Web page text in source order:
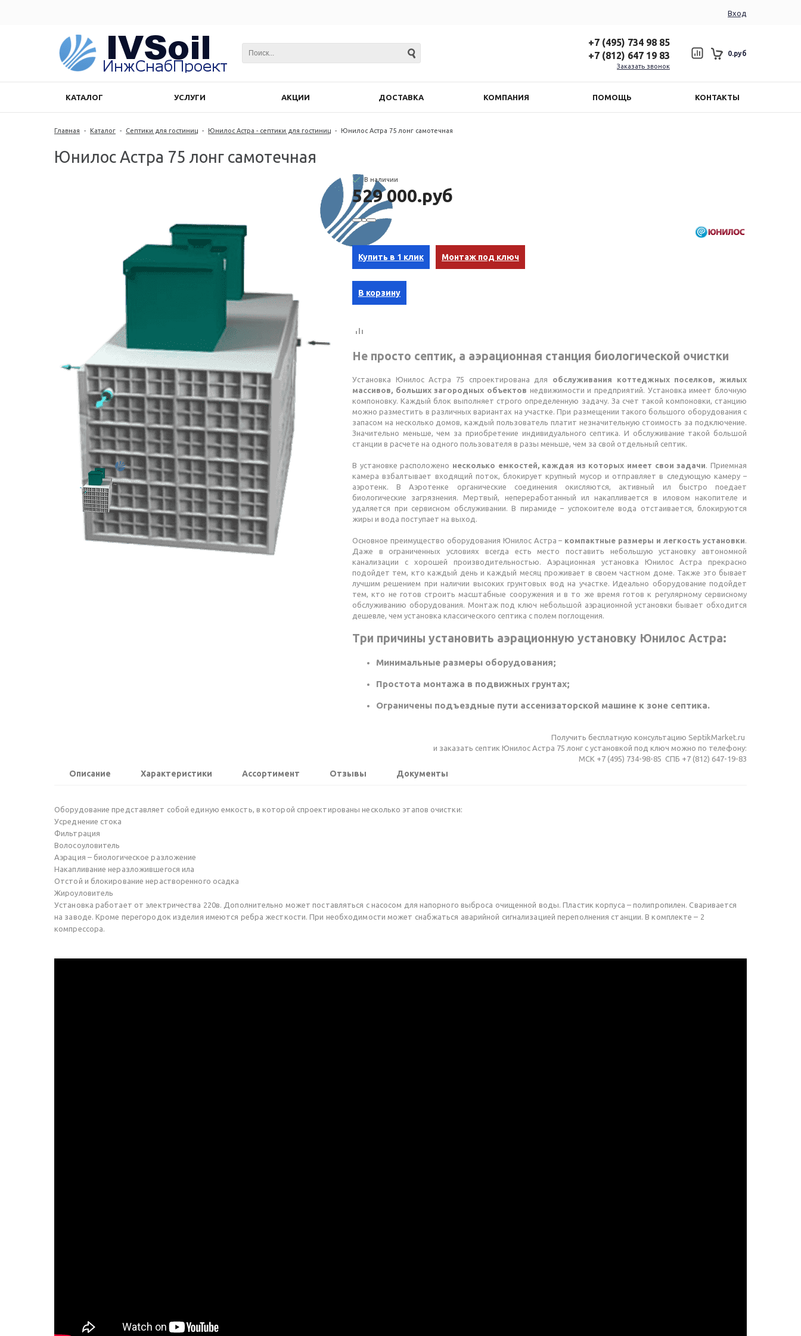
Вход
+7 (495) 734 98 85
+7 (812) 647 19 83
Заказать звонок
0.руб
КАТАЛОГ УСЛУГИ АКЦИИ ДОСТАВКА КОМПАНИЯ ПОМОЩЬ КОНТАКТЫ
Главная - Каталог - Септики для гостиниц - Юнилос Астра - септики для гостиниц - Юнилос Астра 75 лонг самотечная
Юнилос Астра 75 лонг самотечная
В наличии
529 000.руб
Купить в 1 клик Монтаж под ключ
В корзину
Не просто септик, а аэрационная станция биологической очистки
Установка Юнилос Астра 75 спроектирована для обслуживания коттеджных поселков, жилых
массивов, больших загородных объектов недвижимости и предприятий. Установка имеет блочную
компоновку. Каждый блок выполняет строго определенную задачу. За счет такой компоновки, станцию
можно разместить в различных вариантах на участке. При размещении такого большого оборудования с
запасом на несколько домов, каждый пользователь платит незначительную стоимость за подключение.
Значительно меньше, чем за приобретение индивидуального септика. И обслуживание такой большой
станции в расчете на одного пользователя в разы меньше, чем за свой отдельный септик.
В установке расположено несколько емкостей, каждая из которых имеет свои задачи. Приемная
камера взбалтывает входящий поток, блокирует крупный мусор и отправляет в следующую камеру –
аэротенк. В Аэротенке органические соединения окисляются, активный ил быстро поедает
биологические загрязнения. Мертвый, непереработанный ил накапливается в иловом накопителе и
удаляется при сервисном обслуживании. В пирамиде – успокоителе вода отстаивается, блокируются
жиры и вода поступает на выход.
Основное преимущество оборудования Юнилос Астра – компактные размеры и легкость установки.
Даже в ограниченных условиях всегда есть место поставить небольшую установку автономной
канализации с хорошей производительностью. Аэрационная установка Юнилос Астра прекрасно
подойдет тем, кто каждый день и каждый месяц проживает в своем частном доме. Также это бывает
лучшим решением при наличии высоких грунтовых вод на участке. Идеально оборудование подойдет
тем, кто не готов строить масштабные сооружения и в то же время готов к регулярному сервисному
обслуживанию оборудования. Монтаж под ключ небольшой аэрационной установки бывает обходится
дешевле, чем установка классического септика с полем поглощения.
Три причины установить аэрационную установку Юнилос Астра:
Минимальные размеры оборудования;
Простота монтажа в подвижных грунтах;
Ограничены подъездные пути ассенизаторской машине к зоне септика.
Получить бесплатную консультацию SeptikMarket.ru
и заказать септик Юнилос Астра 75 лонг c установкой под ключ можно по телефону:
МСК +7 (495) 734-98-85 СПБ +7 (812) 647-19-83
Описание Характеристики Ассортимент Отзывы Документы
Оборудование представляет собой единую емкость, в которой спроектированы несколько этапов очистки:
Усреднение стока
Фильтрация
Волосоуловитель
Аэрация – биологическое разложение
Накапливание неразложившегося ила
Отстой и блокирование нерастворенного осадка
Жироуловитель
Установка работает от электричества 220в. Дополнительно может поставляться с насосом для напорного выброса очищенной воды. Пластик корпуса – полипропилен. Сваривается
на заводе. Кроме перегородок изделия имеются ребра жесткости. При необходимости может снабжаться аварийной сигнализацией переполнения станции. В комплекте – 2
компрессора.